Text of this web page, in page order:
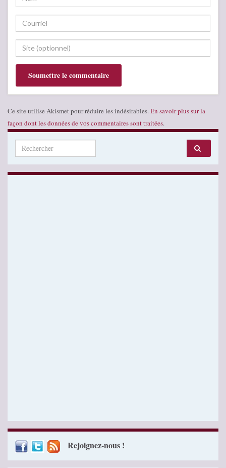
Ce site utilise Akismet pour réduire les indésirables. En savoir plus sur la
façon dont les données de vos commentaires sont traitées.
Search for:
Rejoignez-nous !